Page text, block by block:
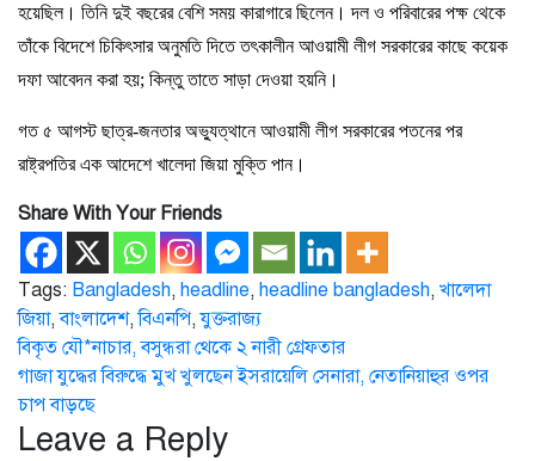
হয়েছিল। তিনি দুই বছরের বেশি সময় কারাগারে ছিলেন। দল ও পরিবারের পক্ষ থেকে
তাঁকে বিদেশে চিকিৎসার অনুমতি দিতে তৎকালীন আওয়ামী লীগ সরকারের কাছে কয়েক
দফা আবেদন করা হয়; কিন্তু তাতে সাড়া দেওয়া হয়নি।
গত ৫ আগস্ট ছাত্র-জনতার অভ্যুত্থানে আওয়ামী লীগ সরকারের পতনের পর
রাষ্ট্রপতির এক আদেশে খালেদা জিয়া মুক্তি পান।
Share With Your Friends
Tags: Bangladesh, headline, headline bangladesh, খালেদা
জিয়া,বাংলাদেশ,বিএনপি,যুক্তরাজ্য
Post
navigation
বিকৃত যৌ*নাচার, বসুন্ধরা থেকে ২ নারী গ্রেফতার
গাজা যুদ্ধের বিরুদ্ধে মুখ খুলছেন ইসরায়েলি সেনারা, নেতানিয়াহুর ওপর
চাপ বাড়ছে
Leave a Reply